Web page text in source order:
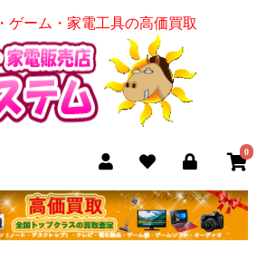
ゲーム・家電工具の高価買取
0